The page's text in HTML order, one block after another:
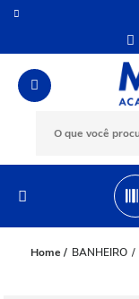
BANHEIRO